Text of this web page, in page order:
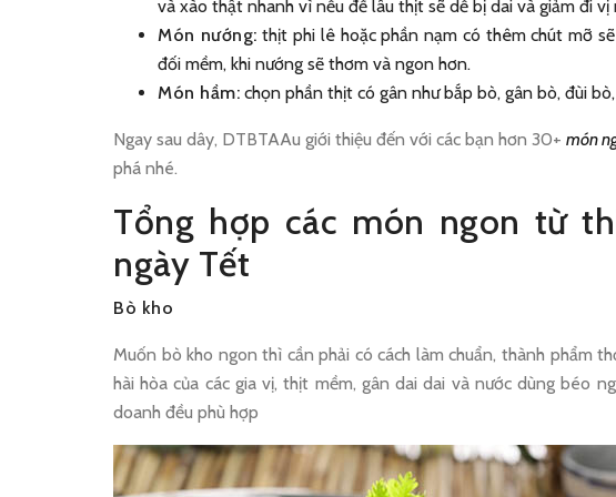
và xào thật nhanh vì nếu để lâu thịt sẽ dễ bị dai và giảm đi vị
Món nướng: thịt phi lê hoặc phần nạm có thêm chút mỡ
đối mềm, khi nướng sẽ thơm và ngon hơn.
Món hầm: chọn phần thịt có gân như bắp bò, gân bò, đùi
Ngay sau dây, DTBTAAu giới thiệu đến với các bạn hơn 30+ món
phá nhé.
Tổng hợp các món ngon từ
ngày Tết
Bò kho
Muốn bò kho ngon thì cần phải có cách làm chuẩn, thành phẩm
hài hòa của các gia vị, thịt mềm, gân dai dai và nước dùng béo
doanh đều phù hợp